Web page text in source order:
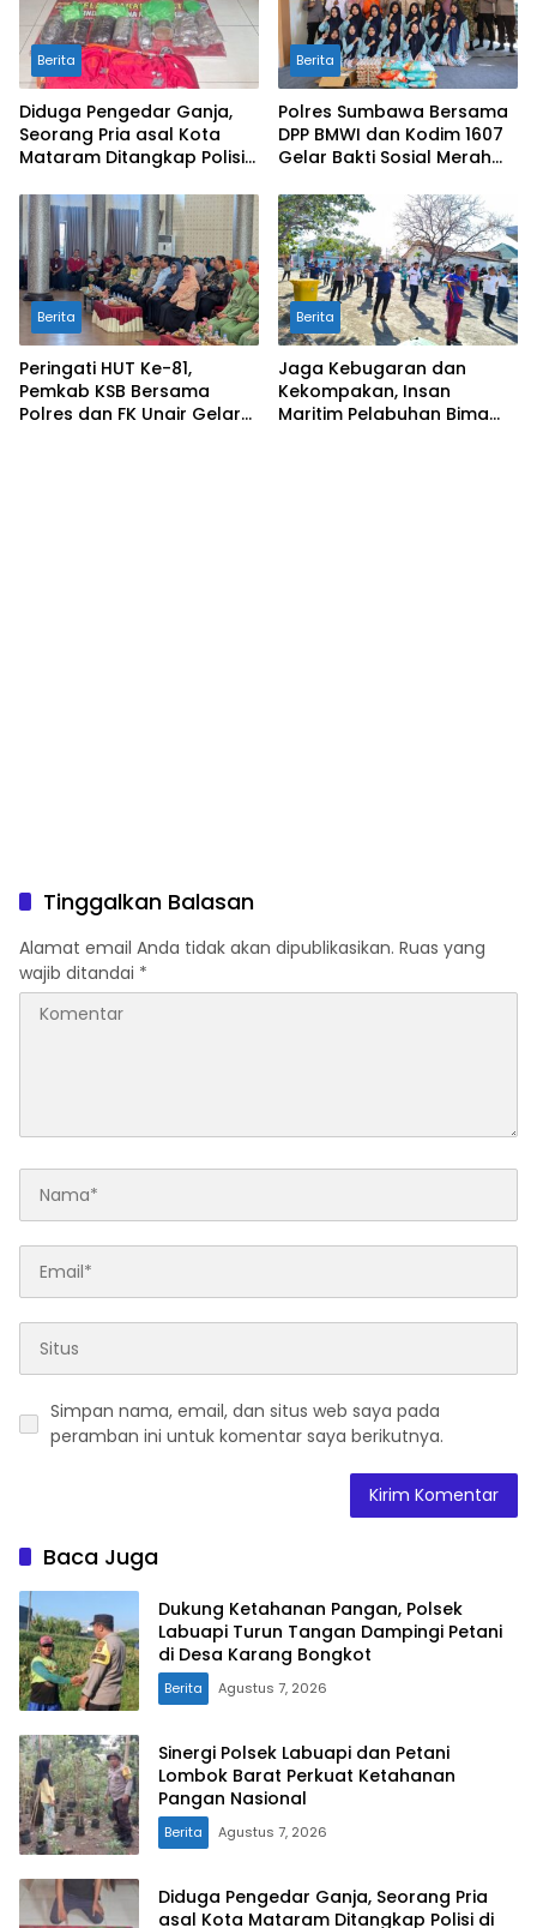
Berita
Diduga Pengedar Ganja,
Seorang Pria asal Kota
Mataram Ditangkap Polisi
Berita
Polres Sumbawa Bersama
DPP BMWI dan Kodim 1607
Gelar Bakti Sosial Merah
Hidayatullah
Berita
Peringati HUT Ke-81,
Pemkab KSB Bersama
Polres dan FK Unair Gelar
Berita
Jaga Kebugaran dan
Kekompakan, Insan
Maritim Pelabuhan Bima
Tinggalkan Balasan
Alamat email Anda tidak akan dipublikasikan. Ruas yang
wajib ditandai *
Simpan nama, email, dan situs web saya pada
peramban ini untuk komentar saya berikutnya.
Baca Juga
Dukung Ketahanan Pangan, Polsek
Labuapi Turun Tangan Dampingi Petani
di Desa Karang Bongkot
Berita Agustus 7, 2026
Sinergi Polsek Labuapi dan Petani
Lombok Barat Perkuat Ketahanan
Pangan Nasional
Berita Agustus 7, 2026
Diduga Pengedar Ganja, Seorang Pria
asal Kota Mataram Ditangkap Polisi di